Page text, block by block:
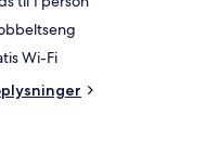
Wi-Fi